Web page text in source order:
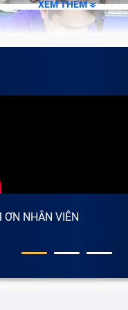
XEM THÊM
ƠN NHÂN VIÊN